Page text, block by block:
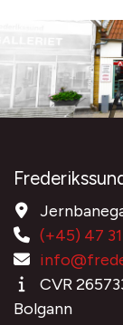
(+45) 47 31
CVR
Bolgann